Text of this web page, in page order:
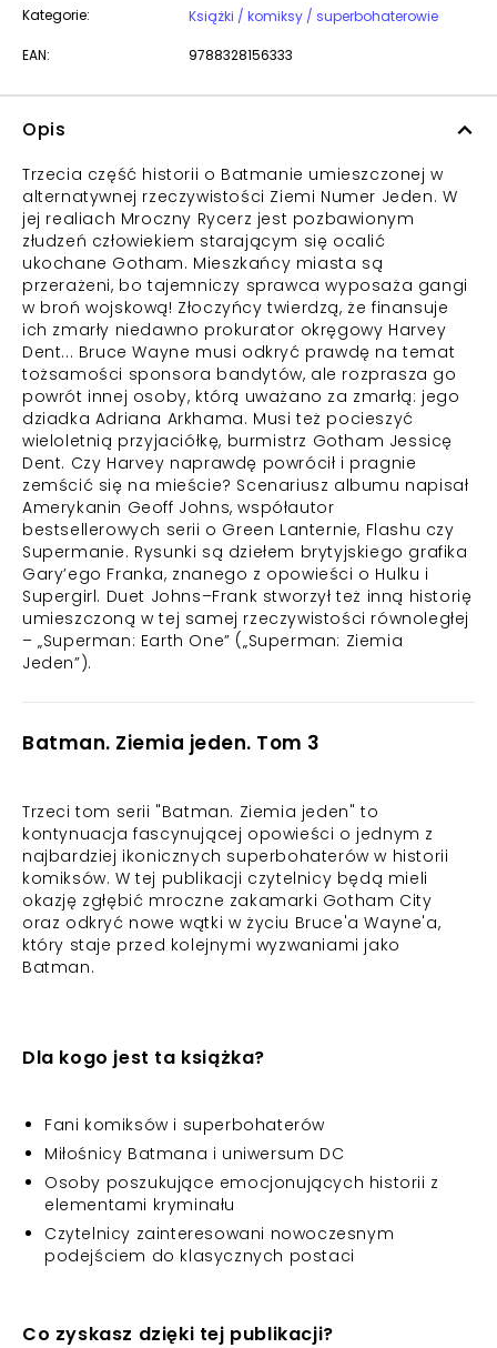
Kategorie: Książki / komiksy / superbohaterowie
EAN: 9788328156333
Opis
Trzecia część historii o Batmanie umieszczonej w
alternatywnej rzeczywistości Ziemi Numer Jeden. W
jej realiach Mroczny Rycerz jest pozbawionym
złudzeń człowiekiem starającym się ocalić
ukochane Gotham. Mieszkańcy miasta są
przerażeni, bo tajemniczy sprawca wyposaża gangi
w broń wojskową! Złoczyńcy twierdzą, że finansuje
ich zmarły niedawno prokurator okręgowy Harvey
Dent... Bruce Wayne musi odkryć prawdę na temat
tożsamości sponsora bandytów, ale rozprasza go
powrót innej osoby, którą uważano za zmarłą: jego
dziadka Adriana Arkhama. Musi też pocieszyć
wieloletnią przyjaciółkę, burmistrz Gotham Jessicę
Dent. Czy Harvey naprawdę powrócił i pragnie
zemścić się na mieście? Scenariusz albumu napisał
Amerykanin Geoff Johns, współautor
bestsellerowych serii o Green Lanternie, Flashu czy
Supermanie. Rysunki są dziełem brytyjskiego grafika
Gary’ego Franka, znanego z opowieści o Hulku i
Supergirl. Duet Johns–Frank stworzył też inną historię
umieszczoną w tej samej rzeczywistości równoległej
– „Superman: Earth One” („Superman: Ziemia
Jeden”).
Batman. Ziemia jeden. Tom 3
Trzeci tom serii "Batman. Ziemia jeden" to
kontynuacja fascynującej opowieści o jednym z
najbardziej ikonicznych superbohaterów w historii
komiksów. W tej publikacji czytelnicy będą mieli
okazję zgłębić mroczne zakamarki Gotham City
oraz odkryć nowe wątki w życiu Bruce'a Wayne'a,
który staje przed kolejnymi wyzwaniami jako
Batman.
Dla kogo jest ta książka?
Fani komiksów i superbohaterów
Miłośnicy Batmana i uniwersum DC
Osoby poszukujące emocjonujących historii z
elementami kryminału
Czytelnicy zainteresowani nowoczesnym
podejściem do klasycznych postaci
Co zyskasz dzięki tej publikacji?